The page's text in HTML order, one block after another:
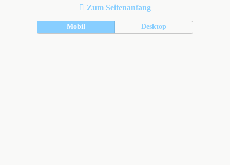
Zum Seitenanfang
Mobil Desktop